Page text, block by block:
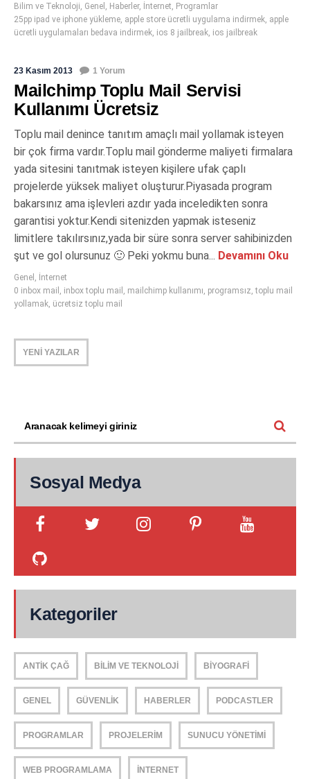
Bilim ve Teknoloji, Genel , Haberler, İnternet, Programlar
25pp ipad ve iphone yükleme, apple store ücretli uygulama indirmek, apple
ücretli uygulamaları bedava indirmek, ios 8 jailbreak, ios jailbreak
23 Kasım 2013 1 Yorum
Mailchimp Toplu Mail Servisi
Kullanımı Ücretsiz
Toplu mail denince tanıtım amaçlı mail yollamak isteyen
bir çok firma vardır.Toplu mail gönderme maliyeti firmalara
yada sitesini tanıtmak isteyen kişilere ufak çaplı
projelerde yüksek maliyet oluşturur.Piyasada program
bakarsınız ama işlevleri azdır yada inceledikten sonra
garantisi yoktur.Kendi sitenizden yapmak isteseniz
limitlere takılırsınız,yada bir süre sonra server sahibinizden
şut ve gol olursunuz 🙂 Peki yokmu buna... Devamını Oku
Genel , İnternet
0 inbox mail , inbox toplu mail , mailchimp kullanımı, programsız,toplu mail
yollamak, ücretsiz toplu mail
YENİ YAZILAR
Sosyal Medya
Kategoriler
ANTIK ÇAĞ BILIM VE TEKNOLOJI BIYOGRAFI
GENEL GÜVENLIK HABERLER PODCASTLER
PROGRAMLAR PROJELERIM SUNUCU YÖNETIMI
WEB PROGRAMLAMA İNTERNET